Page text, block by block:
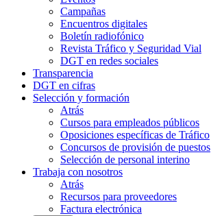
Campañas
Encuentros digitales
Boletín radiofónico
Revista Tráfico y Seguridad Vial
DGT en redes sociales
Transparencia
DGT en cifras
Selección y formación
Atrás
Cursos para empleados públicos
Oposiciones específicas de Tráfico
Concursos de provisión de puestos
Selección de personal interino
Trabaja con nosotros
Atrás
Recursos para proveedores
Factura electrónica